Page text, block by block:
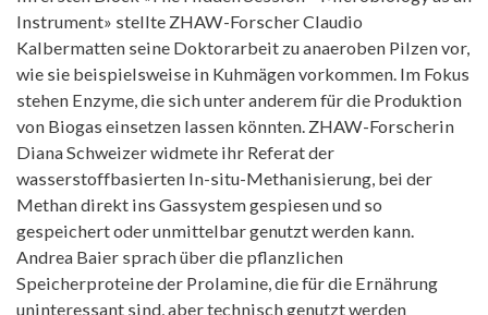
Instrument» stellte ZHAW-Forscher Claudio
Kalbermatten seine Doktorarbeit zu anaeroben Pilzen vor,
wie sie beispielsweise in Kuhmägen vorkommen. Im Fokus
stehen Enzyme, die sich unter anderem für die Produktion
von Biogas einsetzen lassen könnten. ZHAW-Forscherin
Diana Schweizer widmete ihr Referat der
wasserstoffbasierten In-situ-Methanisierung, bei der
Methan direkt ins Gassystem gespiesen und so
gespeichert oder unmittelbar genutzt werden kann.
Andrea Baier sprach über die pflanzlichen
Speicherproteine der Prolamine, die für die Ernährung
uninteressant sind, aber technisch genutzt werden